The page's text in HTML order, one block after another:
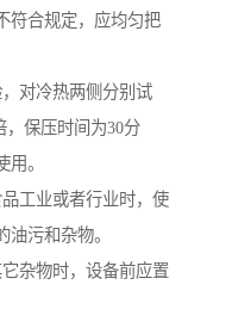
符合规定，应均匀把
对冷热两侧分别试
，保压时间为30分
。
工业或者行业时，使
污和杂物。
杂物时，设备前应置